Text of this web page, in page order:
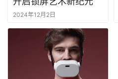
2024年12月2日